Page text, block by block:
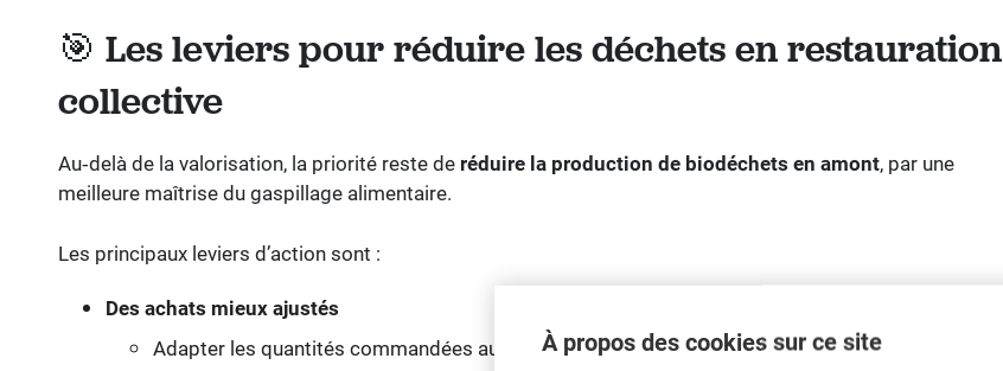
🎯 Les leviers pour réduire les déchets en restauration
collective
Au‑delà de la valorisation, la priorité reste de réduire la production de biodéchets en amont, par une
meilleure maîtrise du gaspillage alimentaire.
Les principaux leviers d’action sont :
Des achats mieux ajustés
Adapter les quantités commandées aux effectifs réels,À propos des cookies sur ce site